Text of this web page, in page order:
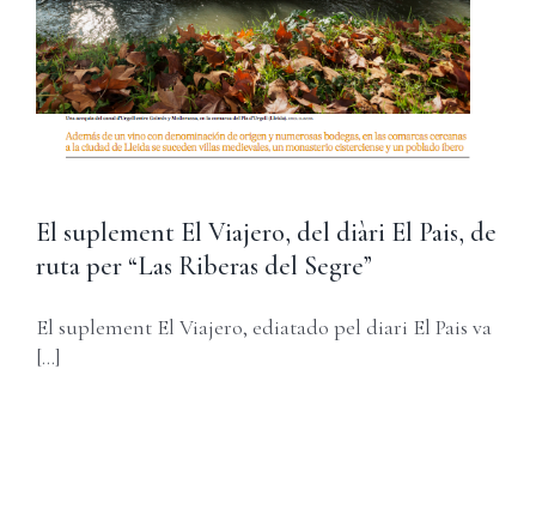
Username:
Password:
Register
Carret
El suplement El Viajero, del diàri El Pais, de
ruta per “Las Riberas del Segre”
El suplement El Viajero, ediatado pel diari El Pais va
[...]